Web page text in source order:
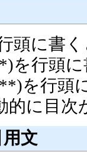
頭に書
を行頭
を行頭
的に目次
文